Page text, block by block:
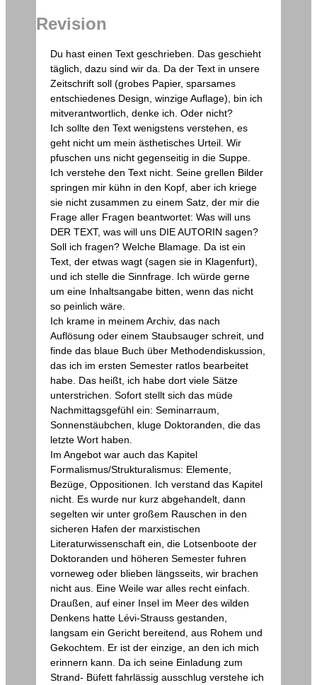
Revision
Du hast einen Text geschrieben. Das geschieht
täglich, dazu sind wir da. Da der Text in unsere
Zeitschrift soll (grobes Papier, sparsames
entschiedenes Design, winzige Auflage), bin ich
mitverantwortlich, denke ich. Oder nicht?
Ich sollte den Text wenigstens verstehen, es
geht nicht um mein ästhetisches Urteil. Wir
pfuschen uns nicht gegenseitig in die Suppe.
Ich verstehe den Text nicht. Seine grellen Bilder
springen mir kühn in den Kopf, aber ich kriege
sie nicht zusammen zu einem Satz, der mir die
Frage aller Fragen beantwortet: Was will uns
DER TEXT, was will uns DIE AUTORIN sagen?
Soll ich fragen? Welche Blamage. Da ist ein
Text, der etwas wagt (sagen sie in Klagenfurt),
und ich stelle die Sinnfrage. Ich würde gerne
um eine Inhaltsangabe bitten, wenn das nicht
so peinlich wäre.
Ich krame in meinem Archiv, das nach
Auflösung oder einem Staubsauger schreit, und
finde das blaue Buch über Methodendiskussion,
das ich im ersten Semester ratlos bearbeitet
habe. Das heißt, ich habe dort viele Sätze
unterstrichen. Sofort stellt sich das müde
Nachmittagsgefühl ein: Seminarraum,
Sonnenstäubchen, kluge Doktoranden, die das
letzte Wort haben.
Im Angebot war auch das Kapitel
Formalismus/Strukturalismus: Elemente,
Bezüge, Oppositionen. Ich verstand das Kapitel
nicht. Es wurde nur kurz abgehandelt, dann
segelten wir unter großem Rauschen in den
sicheren Hafen der marxistischen
Literaturwissenschaft ein, die Lotsenboote der
Doktoranden und höheren Semester fuhren
vorneweg oder blieben längsseits, wir brachen
nicht aus. Eine Weile war alles recht einfach.
Draußen, auf einer Insel im Meer des wilden
Denkens hatte Lévi-Strauss gestanden,
langsam ein Gericht bereitend, aus Rohem und
Gekochtem. Er ist der einzige, an den ich mich
erinnern kann. Da ich seine Einladung zum
Strand- Büfett fahrlässig ausschlug verstehe ich